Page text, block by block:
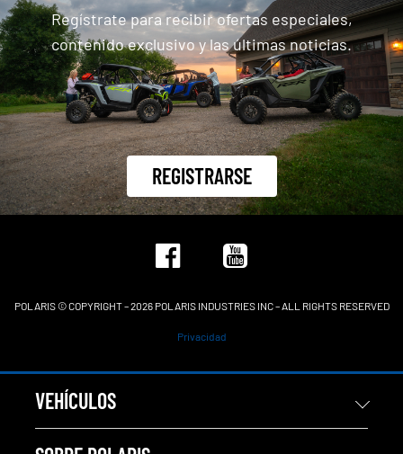
Regístrate para recibir ofertas especiales,
contenido exclusivo y las últimas noticias.
REGISTRARSE
POLARIS © COPYRIGHT – 2026 POLARIS INDUSTRIES INC – ALL RIGHTS RESERVED
Privacidad
VEHÍCULOS